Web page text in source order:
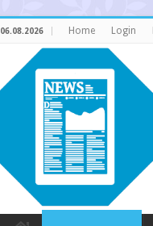
06.08.2026 Home Login